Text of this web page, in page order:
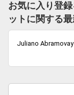
お気に入り登
ットに関する
Juliano Abramovay